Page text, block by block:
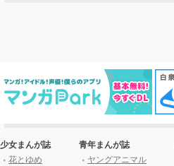
少女まんが誌
花とゆめ
青年まんが誌
ヤングアニマル